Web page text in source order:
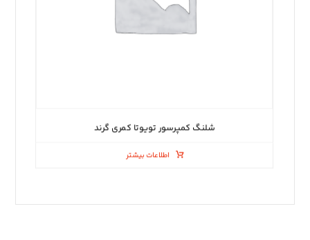
شلنگ کمپرسور تویوتا کمری گرند
اطلاعات بیشتر